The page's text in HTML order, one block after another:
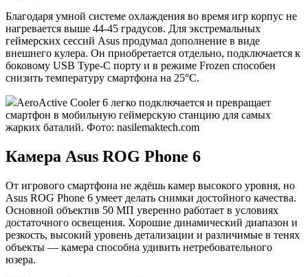
Благодаря умной системе охлаждения во время игр корпус не
нагревается выше 44-45 градусов. Для экстремальных
геймерских сессий Asus продумал дополнение в виде
внешнего кулера. Он приобретается отдельно, подключается к
боковому USB Type-C порту и в режиме Frozen способен
снизить температуру смартфона на 25°C.
AeroActive Cooler 6 легко подключается и превращает
смартфон в мобильную геймерскую станцию для самых
жарких баталий. Фото: nasilemaktech.com
Камера Asus ROG Phone 6
От игрового смартфона не ждёшь камер высокого уровня, но
Asus ROG Phone 6 умеет делать снимки достойного качества.
Основной объектив 50 МП уверенно работает в условиях
достаточного освещения. Хорошие динамический диапазон и
резкость, высокий уровень детализации и различимые в тенях
объекты — камера способна удивить нетребовательного
юзера.